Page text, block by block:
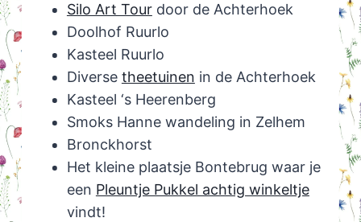
Silo Art Tourdoor de Achterhoek
Doolhof Ruurlo
Kasteel Ruurlo
Diverse theetuinen in de Achterhoek
Kasteel ‘s Heerenberg
Smoks Hanne wandeling in Zelhem
Bronckhorst
Het kleine plaatsje Bontebrug waar je
een Pleuntje Pukkel achtig winkeltje
vindt!